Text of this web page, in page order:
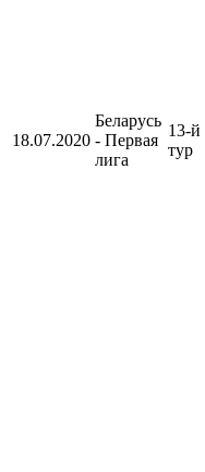
18.07.2020
Беларусь
- Первая
лига
13-й
тур